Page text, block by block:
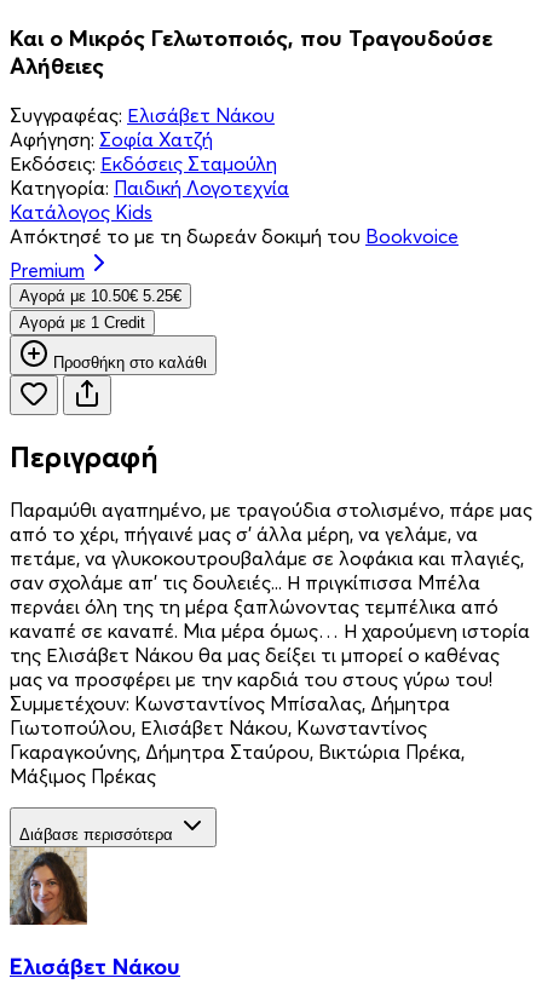
Και ο Μικρός Γελωτοποιός, που Τραγουδούσε
Αλήθειες
Συγγραφέας: Ελισάβετ Νάκου
Αφήγηση: Σοφία Χατζή
Εκδόσεις: Εκδόσεις Σταμούλη
Κατηγορία: Παιδική Λογοτεχνία
Κατάλογος Kids
Απόκτησέ το με τη δωρεάν δοκιμή του Bookvoice
Premium
Aγορά με 10.50€ 5.25€
Aγορά με 1 Credit
Προσθήκη στο καλάθι
Περιγραφή
Παραμύθι αγαπημένο, με τραγούδια στολισμένο, πάρε μας
από το χέρι, πήγαινέ μας σ' άλλα μέρη, να γελάμε, να
πετάμε, να γλυκοκουτρουβαλάμε σε λοφάκια και πλαγιές,
σαν σχολάμε απ' τις δουλειές... Η πριγκίπισσα Μπέλα
περνάει όλη της τη μέρα ξαπλώνοντας τεμπέλικα από
καναπέ σε καναπέ. Μια μέρα όμως… Η χαρούμενη ιστορία
της Ελισάβετ Νάκου θα μας δείξει τι μπορεί ο καθένας
μας να προσφέρει με την καρδιά του στους γύρω του!
Συμμετέχουν: Κωνσταντίνος Μπίσαλας, Δήμητρα
Γιωτοπούλου, Ελισάβετ Νάκου, Κωνσταντίνος
Γκαραγκούνης, Δήμητρα Σταύρου, Βικτώρια Πρέκα,
Μάξιμος Πρέκας
Διάβασε περισσότερα
Ελισάβετ Νάκου